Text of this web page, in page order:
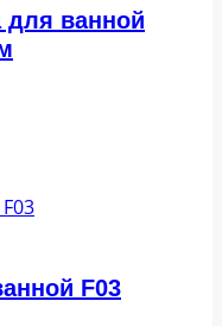
для ванной
F03